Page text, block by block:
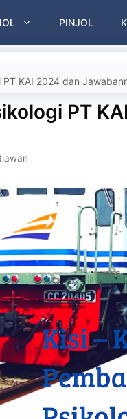
PINJOL
PT KAI 2024 dan
PT